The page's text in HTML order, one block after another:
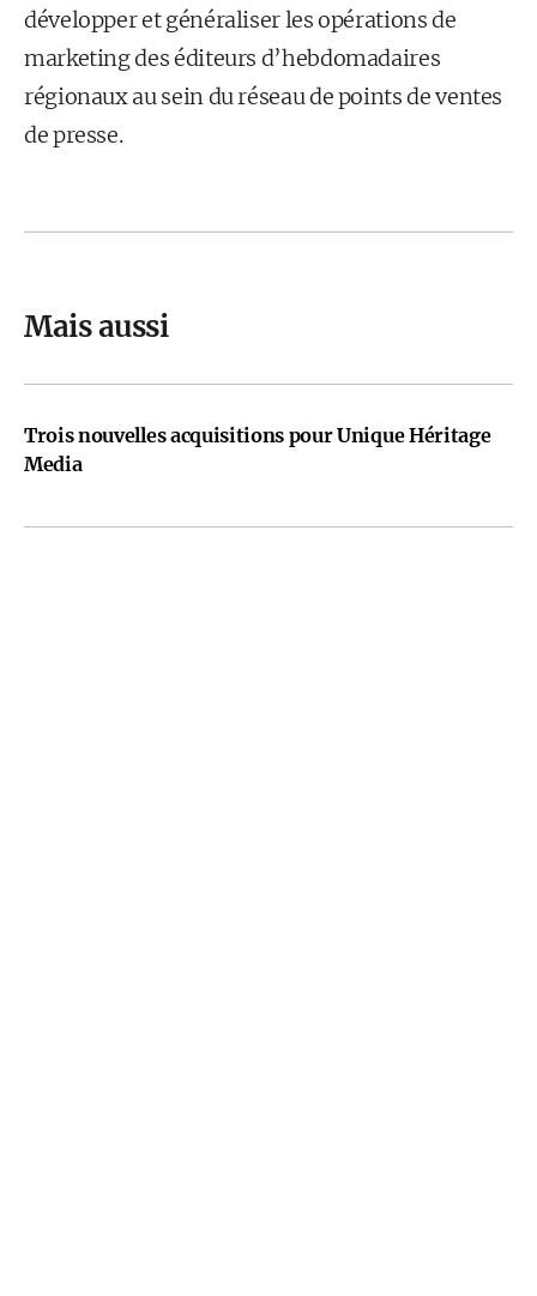
développer et généraliser les opérations de
marketing des éditeurs d’hebdomadaires
régionaux au sein du réseau de points de ventes
de presse.
Mais aussi
Trois nouvelles acquisitions pour Unique Héritage
Media